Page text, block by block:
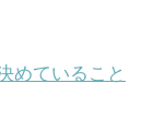
めていること